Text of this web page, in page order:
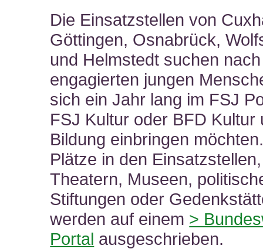
Die Einsatzstellen von
Göttingen, Osnabrück,
und Helmstedt suchen nach
engagierten jungen
sich ein Jahr lang im FSJ
FSJ Kultur oder BFD Kultur
Bildung einbringen
Plätze in den
Theatern, Museen,
Stiftungen oder
werden auf einem >
Portal ausgeschrieben.